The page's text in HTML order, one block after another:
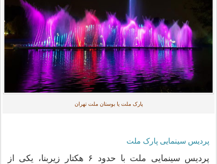
پارک ملت یا بوستان ملت تهران
پردیس سینمایی پارک ملت
پردیس سینمایی ملت با حدود ۶ هکتار زیربنا، یکی از